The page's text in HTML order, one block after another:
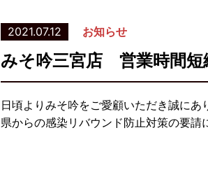
2021.07.12 お知らせ
みそ吟三宮店 営業時間短
日頃よりみそ吟をご愛顧いただき誠に
県からの感染リバウンド防止対策の要